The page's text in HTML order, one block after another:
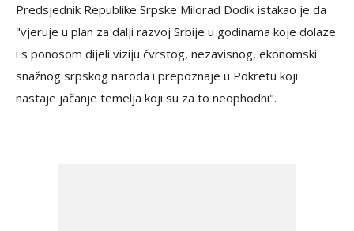
Predsjednik Republike Srpske Milorad Dodik istakao je da
"vjeruje u plan za dalji razvoj Srbije u godinama koje dolaze
i s ponosom dijeli viziju čvrstog, nezavisnog, ekonomski
snažnog srpskog naroda i prepoznaje u Pokretu koji
nastaje jačanje temelja koji su za to neophodni".